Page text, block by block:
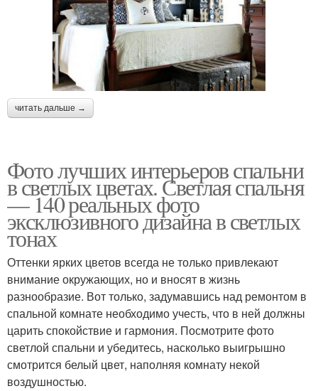
читать дальше →
Фото лучших интерьеров спальни
в светлых цветах. Светлая спальня
— 140 реальных фото
эксклюзивного дизайна в светлых
тонах
Оттенки ярких цветов всегда не только привлекают
внимание окружающих, но и вносят в жизнь
разнообразие. Вот только, задумавшись над ремонтом в
спальной комнате необходимо учесть, что в ней должны
царить спокойствие и гармония. Посмотрите фото
светлой спальни и убедитесь, насколько выигрышно
смотрится белый цвет, наполняя комнату некой
воздушностью.